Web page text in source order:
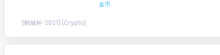
金币
[鹤城杯-2021] [Crypto]